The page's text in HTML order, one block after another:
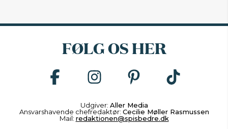
FØLG OS HER
Udgiver: Aller Media
Ansvarshavende chefredaktør: Cecilie Møller Rasmussen
Mail: redaktionen@spisbedre.dk